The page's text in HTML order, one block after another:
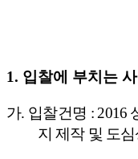
1. 입찰에 부치는
가. 입찰건명 : 2016
지 제작 및 도